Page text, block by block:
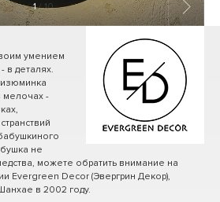
1/ 10
умением
в деталях.
мелочах -
не
можете обратить внимание на
Evergreen Decor (Эвергрин Декор),
в 2002 году.